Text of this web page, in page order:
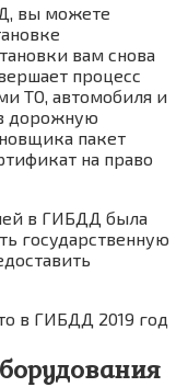
вы можете
вам снова
процесс
ТО, автомобиля и
дорожную
пакет
на право
в ГИБДД была
государственную